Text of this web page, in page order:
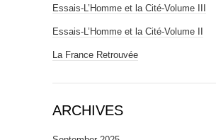
Essais-L’Homme et la Cité-Volume III
Essais-L’Homme et la Cité-Volume II
La France Retrouvée
ARCHIVES